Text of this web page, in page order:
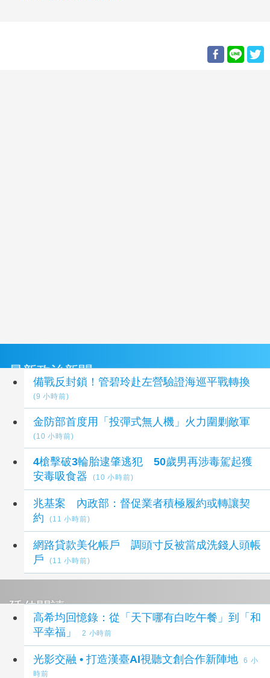
最新政治新聞
備戰反封鎖！管碧玲赴左營驗證海巡平戰轉換
(9 小時前)
金防部首度用「投彈式無人機」火力圍剿敵軍
(10 小時前)
4槍擊破3輪胎逮肇逃犯 50歲男再涉毒駕起獲
安毒吸食器
(10 小時前)
兆基案 內政部：督促業者積極履約或轉讓契
約
(11 小時前)
網路貸款美化帳戶 調頭寸反被當成洗錢人頭帳
戶
(11 小時前)
延伸閱讀
高希均回憶錄：從「天下哪有白吃午餐」到「和
平幸福」
2 小時前
光影交融 • 打造漢臺AI視聽文創合作新陣地
6 小
時前